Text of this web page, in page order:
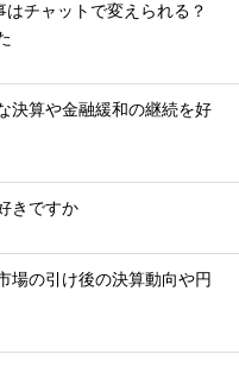
はチャットで変えられる？
決算や金融緩和の継続を好
きですか
場の引け後の決算動向や円